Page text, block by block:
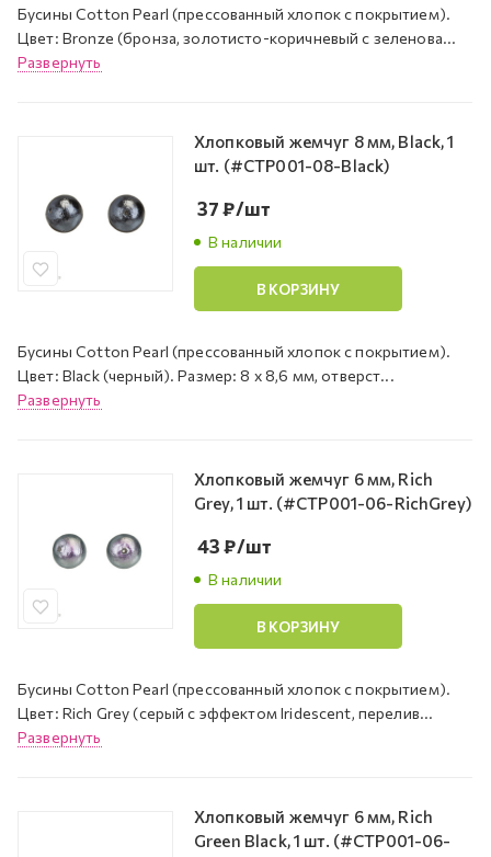
Бусины Cotton Pearl (прессованный хлопок с покрытием).
Цвет: Bronze (бронза, золотисто-коричневый с зеленова...
Развернуть
Хлопковый жемчуг 8 мм, Black, 1
шт. (#CTP001-08-Black)
В наличии
37₽/шт
В КОРЗИНУ
Бусины Cotton Pearl (прессованный хлопок с покрытием).
Цвет: Black (черный). Размер: 8 х 8,6 мм, отверст...
Развернуть
Хлопковый жемчуг 6 мм, Rich
Grey, 1 шт. (#CTP001-06-RichGrey)
В наличии
43₽/шт
В КОРЗИНУ
Бусины Cotton Pearl (прессованный хлопок с покрытием).
Цвет: Rich Grey (серый с эффектом Iridescent, перелив...
Развернуть
Хлопковый жемчуг 6 мм, Rich
Green Black, 1 шт. (#CTP001-06-